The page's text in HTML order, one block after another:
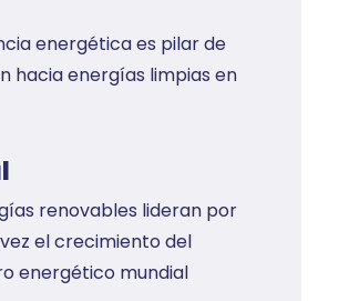
energética es pilar de
hacia energías limpias en
renovables lideran por
el crecimiento del
energético mundial